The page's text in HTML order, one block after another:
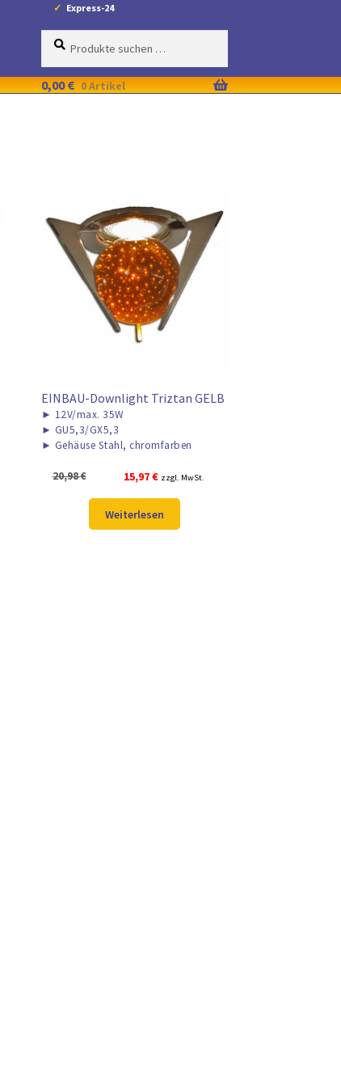
Express-24
Suche
Suchen
0,00€ 0 Artikel
EINBAU-Downlight Triztan GELB
► 12V/max. 35W
► GU5,3/GX5,3
► Gehäuse Stahl, chromfarben
20,98€
Ursprünglicher
war:
20,98 €
15,97€Aktueller
ist:
15,97 €.
zzgl. MwSt.
Weiterlesen